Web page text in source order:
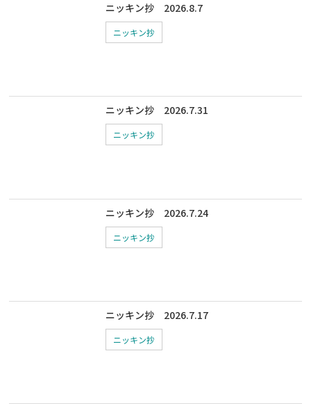
ニッキン抄 2026.8.7
ニッキン抄
ニッキン抄 2026.7.31
ニッキン抄
ニッキン抄 2026.7.24
ニッキン抄
ニッキン抄 2026.7.17
ニッキン抄